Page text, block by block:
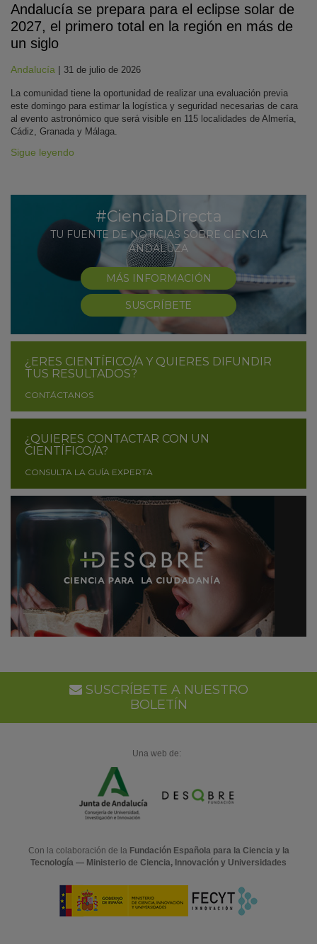
Andalucía se prepara para el eclipse solar de
2027, el primero total en la región en más de
un siglo
Andalucía | 31 de julio de 2026
La comunidad tiene la oportunidad de realizar una evaluación previa
este domingo para estimar la logística y seguridad necesarias de cara
al evento astronómico que será visible en 115 localidades de Almería,
Cádiz, Granada y Málaga.
Sigue leyendo
#CienciaDirecta
TU FUENTE DE NOTICIAS SOBRE CIENCIA
ANDALUZA
MÁS INFORMACIÓN
SUSCRÍBETE
¿ERES CIENTÍFICO/A Y QUIERES DIFUNDIR
TUS RESULTADOS?
CONTÁCTANOS
¿QUIERES CONTACTAR CON UN
CIENTÍFICO/A?
CONSULTA LA GUÍA EXPERTA
SUSCRÍBETE A NUESTRO
BOLETÍN
Una web de:
Con la colaboración de la Fundación Española para la Ciencia y la
Tecnología — Ministerio de Ciencia, Innovación y Universidades